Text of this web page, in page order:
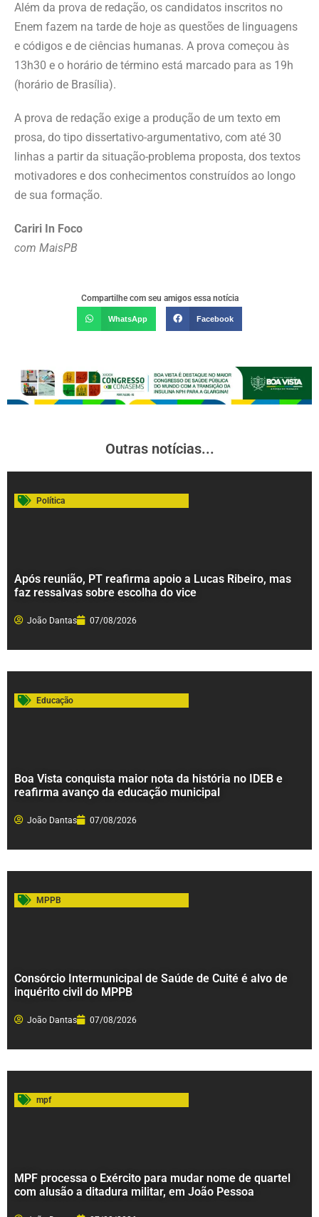
Além da prova de redação, os candidatos inscritos no
Enem fazem na tarde de hoje as questões de linguagens
e códigos e de ciências humanas. A prova começou às
13h30 e o horário de término está marcado para as 19h
(horário de Brasília).
A prova de redação exige a produção de um texto em
prosa, do tipo dissertativo-argumentativo, com até 30
linhas a partir da situação-problema proposta, dos textos
motivadores e dos conhecimentos construídos ao longo
de sua formação.
Cariri In Foco
com MaisPB
Compartilhe com seu amigos essa notícia
WhatsApp Facebook
Outras notícias...
Política
Após reunião, PT reafirma apoio a Lucas Ribeiro, mas
faz ressalvas sobre escolha do vice
João Dantas 07/08/2026
Educação
Boa Vista conquista maior nota da história no IDEB e
reafirma avanço da educação municipal
João Dantas 07/08/2026
MPPB
Consórcio Intermunicipal de Saúde de Cuité é alvo de
inquérito civil do MPPB
João Dantas 07/08/2026
mpf
MPF processa o Exército para mudar nome de quartel
com alusão a ditadura militar, em João Pessoa